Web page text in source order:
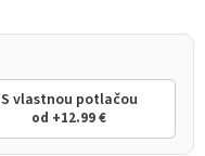
S vlastnou potlačou
od +12.99 €